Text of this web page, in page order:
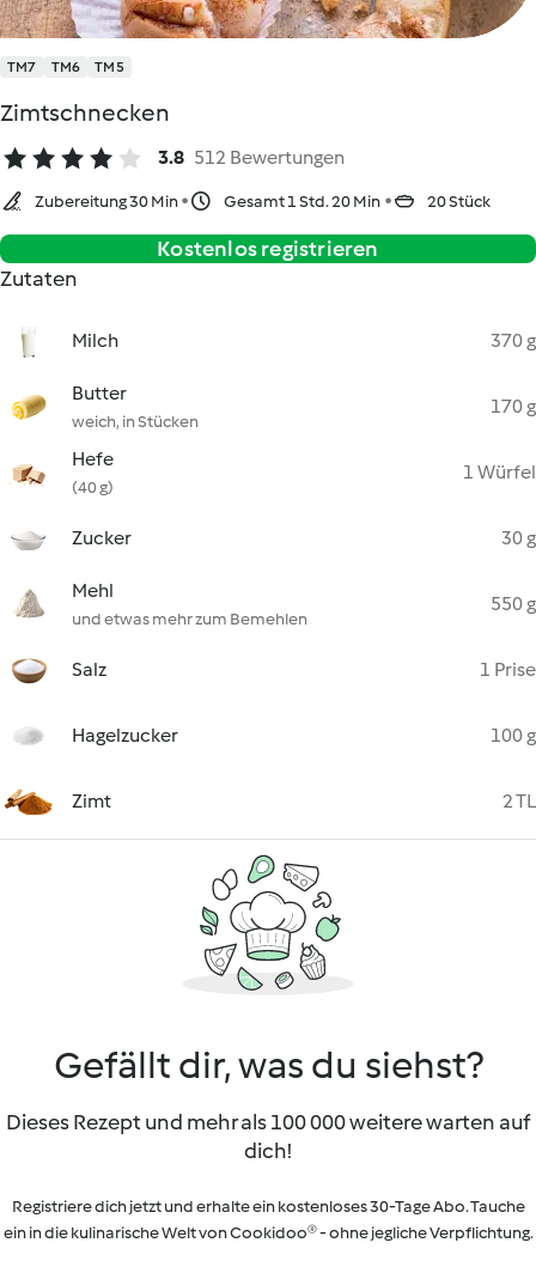
TM7 TM6 TM5
Zimtschnecken
3.8 512 Bewertungen
Zubereitung 30 Min Gesamt 1 Std. 20 Min 20 Stück
Kostenlos registrieren
Zutaten
Milch 370 g
Butter
weich, in Stücken
170 g
Hefe
(40 g)
1 Würfel
Zucker 30 g
Mehl
und etwas mehr zum Bemehlen
550 g
Salz 1 Prise
Hagelzucker 100 g
Zimt 2 TL
Gefällt dir, was du siehst?
Dieses Rezept und mehr als 100 000 weitere warten auf
dich!
Registriere dich jetzt und erhalte ein kostenloses 30-Tage Abo. Tauche
ein in die kulinarische Welt von Cookidoo® - ohne jegliche Verpflichtung.